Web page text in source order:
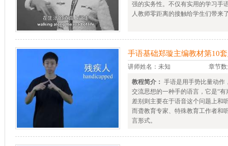
强的实务性。不仅有实用的学习手
人教师零距离的接触给学生们带来
手语基础郑璇主编教材第10
讲师姓名：未知 章节
教程简介： 手语是用手势比量动作
交流思想的一种手的语言，它是“
差别则主要在于语音这个问题上和
而聋教育专家、特殊教育工作者和
言形式。